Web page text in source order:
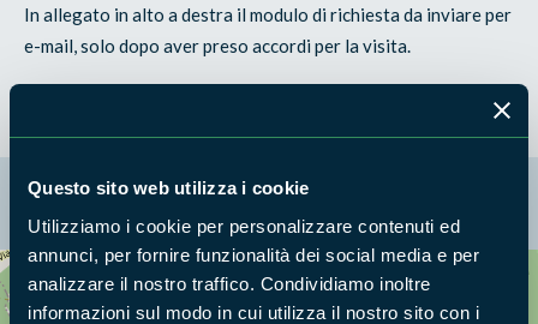
Questo sito web utilizza i cookie
Utilizziamo i cookie per personalizzare contenuti ed
annunci, per fornire funzionalità dei social media e per
analizzare il nostro traffico. Condividiamo inoltre
informazioni sul modo in cui utilizza il nostro sito con i
In allegato in alto a destra il modulo di richiesta da inviare per
e-mail, solo dopo aver preso accordi per la visita.
La mappa di Parchilazio.it
Cerca nella mappa OPZIONI